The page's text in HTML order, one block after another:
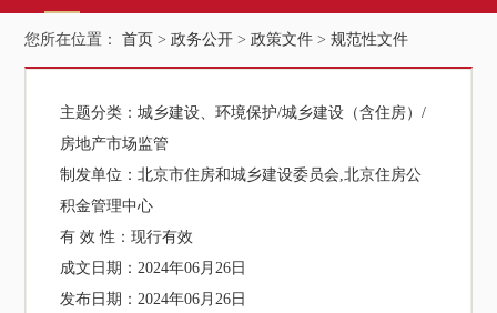
您所在位置：首页 >政务公开 >政策文件 >规范性文件
主题分类：城乡建设、环境保护/城乡建设（含住房）/
房地产市场监管
制发单位：北京市住房和城乡建设委员会,北京住房公
积金管理中心
有 效 性：现行有效
成文日期：2024年06月26日
发布日期：2024年06月26日